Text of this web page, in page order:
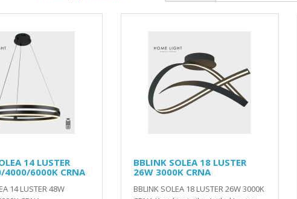
14 LUSTER
4000/6000K CRNA
14 LUSTER 48W
BBLINK SOLEA 18 LUSTER
26W 3000K CRNA
BBLINK SOLEA 18 LUSTER 26W 3000K